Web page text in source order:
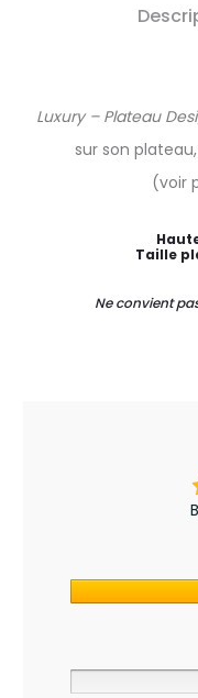
Luxury – Plateau
sur son
(voir
Taille
Ne convient